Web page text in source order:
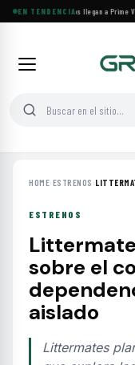
EN TENDENCIA
Más de 160 estrenos llegan a Prime
HOME›ESTRENOS ›
ESTRENOS
sobre el
aislado
Littermates